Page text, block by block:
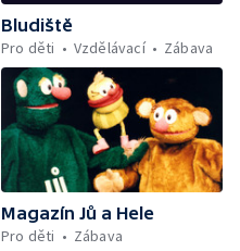
Bludiště
Pro děti
Vzdělávací Zábava
Magazín Jů a Hele
Pro děti
Zábava